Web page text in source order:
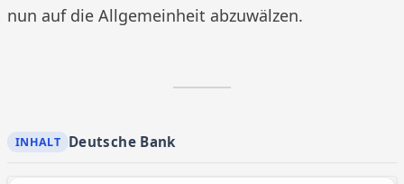
nun auf die Allgemeinheit abzuwälzen.
Deutsche Bank